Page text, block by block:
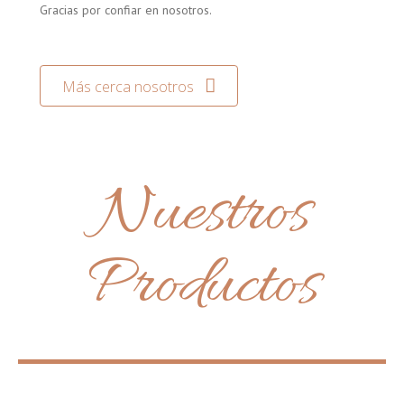
Gracias por confiar en nosotros.
Más cerca nosotros
Nuestros
Productos